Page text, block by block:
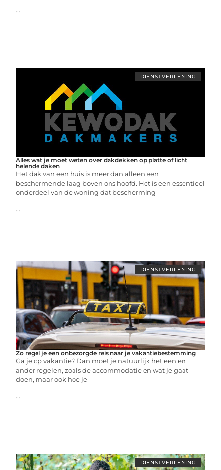
...
DIENSTVERLENING
Alles wat je moet weten over dakdekken op platte of licht
helende daken
Het dak van een huis is meer dan alleen een
beschermende laag boven ons hoofd. Het is een essentieel
onderdeel van de woning dat bescherming
...
DIENSTVERLENING
Zo regel je een onbezorgde reis naar je vakantiebestemming
Ga je op vakantie? Dan moet je natuurlijk het een en
ander regelen, zoals de accommodatie en wat je gaat
doen, maar ook hoe je
...
DIENSTVERLENING